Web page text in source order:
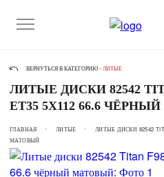
ВЕРНУТЬСЯ В КАТЕГОРИЮ - ЛИТЫЕ
ЛИТЫЕ ДИСКИ 82542
ET35 5X112 66.6
ГЛАВНАЯ ЛИТЫЕ
ЛИТЫЕ ДИСКИ 82542
МАТОВЫЙ